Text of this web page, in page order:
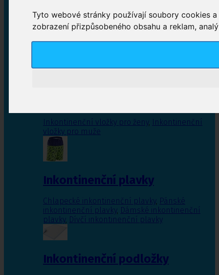
Tyto webové stránky používají soubory cookies
zobrazení přizpůsobeného obsahu a reklam,
Inkontinenční kalhotky
Plenkové kalhotky navlékací,Plenkové kalhotky
Inkontinenční vložky pro ženy, Inkontinenční
vložky pro muže
Inkontinenční plavky
Chlapecké inkontinenční plavky, Pánské
inkontinenční plavky, Dámské inkontinenční
plavky, Dívčí inkontinenční plavky
Inkontinenční podložky